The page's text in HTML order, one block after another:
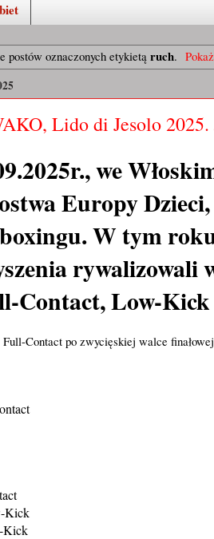
postów oznaczonych etykietąruch.
Lido di Jesolo
we
Europy
W tym
rywalizowali
Contact, Low-
Contact po zwycięskiej walce
Kick
Kick